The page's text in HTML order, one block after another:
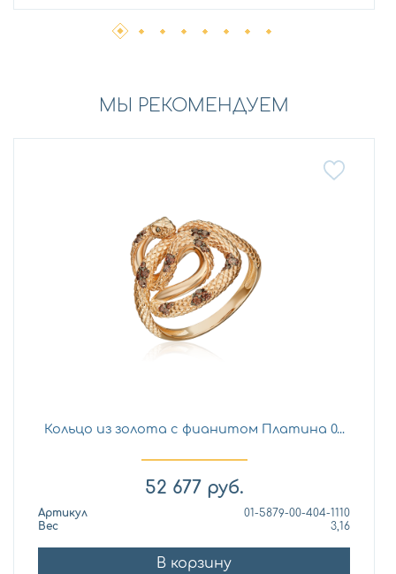
МЫ РЕКОМЕНДУЕМ
Кольцо из золота с фианитом Платина 0...
52 677 руб.
Артикул
01-5879-00-404-1110
Вес
3,16
В корзину